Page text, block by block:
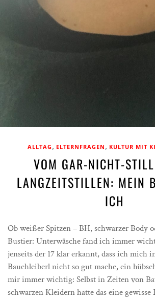
ALLTAG , ELTERNFRAGEN , KULTUR MIT
VOM GAR-NICHT-
LANGZEITSTILLEN: MEIN
ICH
Ob weißer Spitzen – BH, schwarzer Body
Bustier: Unterwäsche fand ich immer
jenseits der 17 klar erkannt, dass ich mich
Bauchleiberl nicht so gut mache, ein
mir immer wichtig: Selbst in Zeiten von
schwarzen Kleidern hatte das eine gewisse